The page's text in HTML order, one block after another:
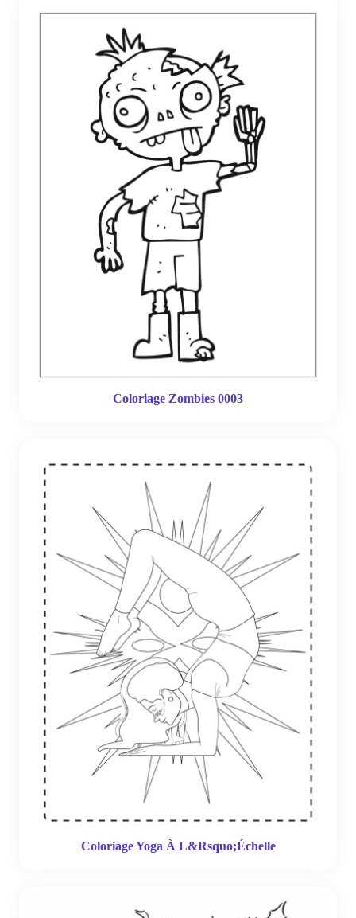
Coloriage Zombies 0003
Coloriage Yoga À L&Rsquo;Échelle